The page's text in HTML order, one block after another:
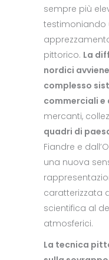
sempre più
testimoniando
pittorico. La
nordici
complesso
commerciali e
mercanti,
quadri di
Fiandre e
una nuova
caratterizzata
scientifica al
atmosferici.
La tecnica